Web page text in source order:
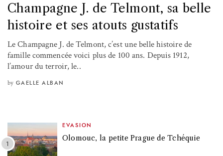
Champagne J. de Telmont, sa belle
histoire et ses atouts gustatifs
Le Champagne J. de Telmont, c’est une belle histoire de
famille commencée voici plus de 100 ans. Depuis 1912,
l’amour du terroir, le..
by GAELLE ALBAN
EVASION
Olomouc, la petite Prague de Tchéquie